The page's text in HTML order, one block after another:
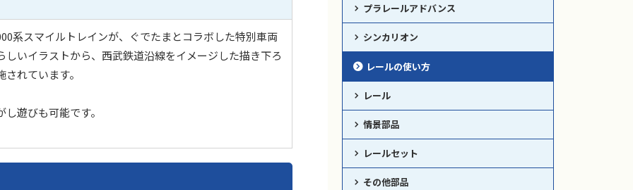
系スマイルトレインが、ぐでたまとコラボした特別車両
いイラストから、西武鉄道沿線をイメージした描き下ろ
れています。
遊びも可能です。
プラレールアドバンス
シンカリオン
レールの使い方
レール
情景部品
レールセット
その他部品